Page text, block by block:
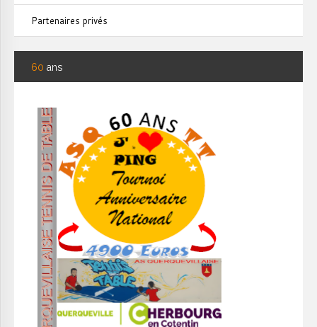
Partenaires privés
60 ans